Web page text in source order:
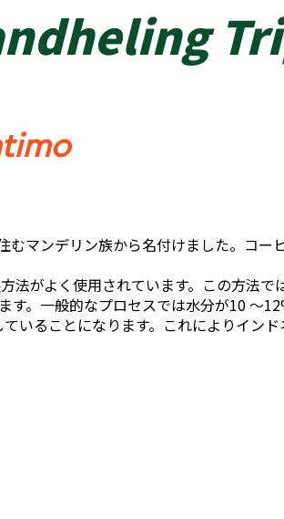
マンデリン族から名付けました。コー
法がよく使用されています。この方法
す。一般的なプロセスでは水分が10 〜
いることになります。これによりイン